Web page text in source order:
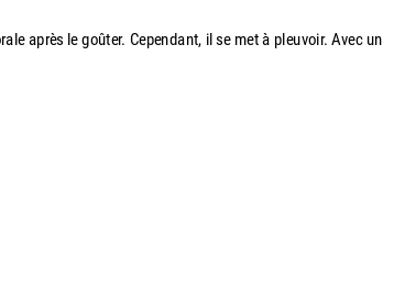
après le goûter. Cependant, il se met à pleuvoir. Avec un